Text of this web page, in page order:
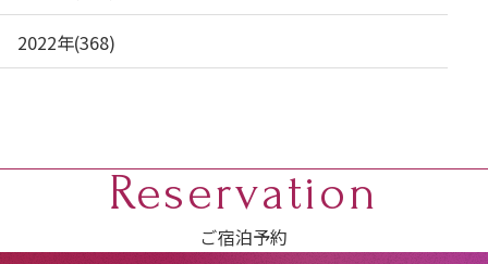
2022年(368)
Reservation
ご宿泊予約